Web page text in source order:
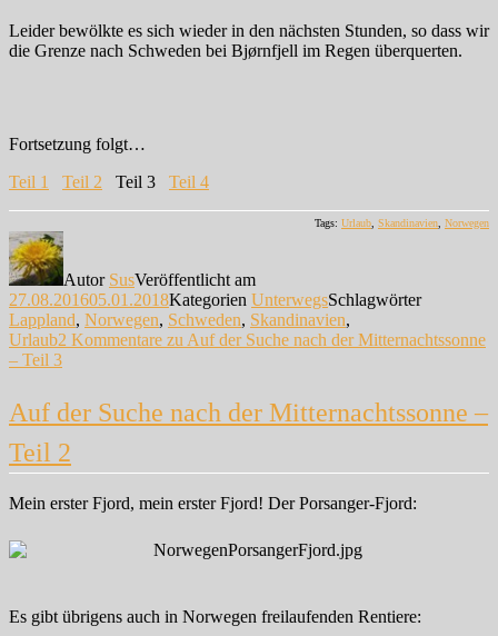
Leider bewölkte es sich wieder in den nächsten Stunden, so dass wir
die Grenze nach Schweden bei Bjørnfjell im Regen überquerten.
Fortsetzung folgt…
Teil 1
Teil 2 Teil 3 Teil 4
Tags: Urlaub Skandinavien Norwegen
Autor SusVeröffentlicht am
27.08.201605.01.2018Kategorien UnterwegsSchlagwörter
Lappland, Norwegen, Schweden, Skandinavien,
Urlaub2 Kommentare zu Auf der Suche nach der Mitternachtssonne
– Teil 3
Auf der Suche nach der Mitternachtssonne –
Teil 2
Mein erster Fjord, mein erster Fjord! Der Porsanger-Fjord:
Es gibt übrigens auch in Norwegen freilaufenden Rentiere: